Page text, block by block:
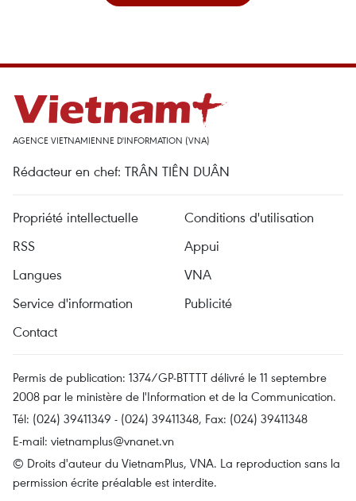
AGENCE VIETNAMIENNE D'INFORMATION (VNA)
Rédacteur en chef: TRÂN TIÊN DUÂN
Propriété intellectuelle
Conditions d'utilisation
RSS
Appui
Langues
VNA
Service d'information
Publicité
Contact
Permis de publication: 1374/GP-BTTTT délivré le 11 septembre
2008 par le ministère de l'Information et de la Communication.
Tél: (024) 39411349 - (024) 39411348, Fax: (024) 39411348
E-mail: vietnamplus@vnanet.vn
© Droits d'auteur du VietnamPlus, VNA. La reproduction sans la
permission écrite préalable est interdite.